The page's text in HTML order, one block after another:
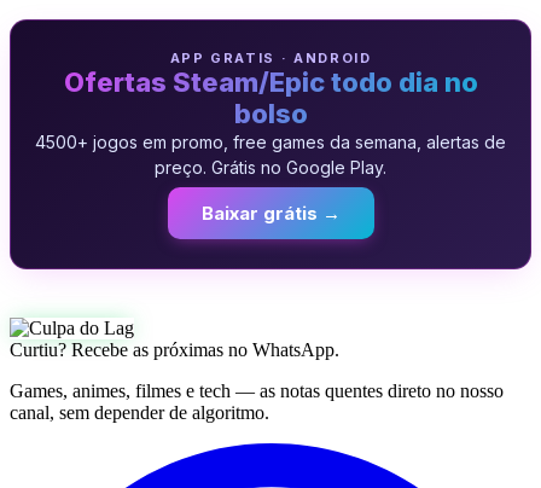
APP GRATIS · ANDROID
Ofertas Steam/Epic todo dia no
bolso
4500+ jogos em promo, free games da semana, alertas de
preço. Grátis no Google Play.
Baixar grátis →
Curtiu? Recebe as próximas no WhatsApp.
Games, animes, filmes e tech — as notas quentes direto no nosso
canal, sem depender de algoritmo.